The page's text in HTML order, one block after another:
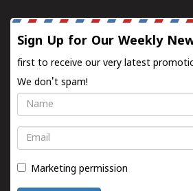
Sign Up for Our Weekly
first to receive our very latest
We don't spam!
Name
Email
Marketing permission